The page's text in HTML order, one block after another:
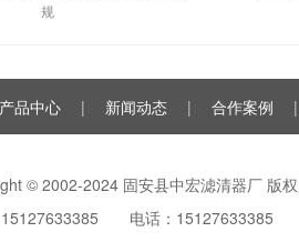
规
产品中心 | 新闻动态 | 合作案例 |
© 2002-2024 固安县中宏滤清器厂 版
15127633385 电话：15127633385